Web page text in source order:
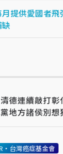
提供愛國者飛
德連續敲打
地方諸侯別想
・台灣癌症基金會